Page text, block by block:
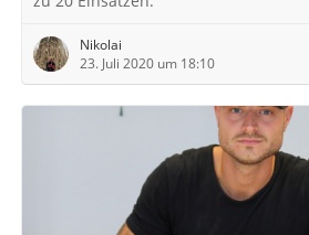
Nikolai
23. Juli 2020 um 18:10